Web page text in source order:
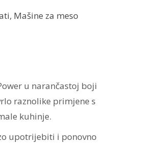
, Mašine za meso
u narančastoj boji
raznolike primjene s
kuhinje.
upotrijebiti i ponovno